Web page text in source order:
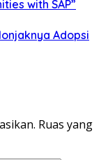
with SAP”
Adopsi
Ruas yang